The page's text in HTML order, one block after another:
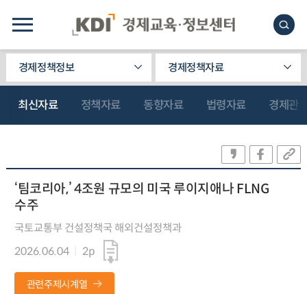
경제정책정보 경제정책자료
최신자료 정책자료 동향자료 법령자료 경제관
‘팀코리아,’ 4조원 규모의 미국 루이지애나 FLNG
수주
국토교통부 건설정책국 해외건설정책과
2026.06.04
2p
관련주제시계열